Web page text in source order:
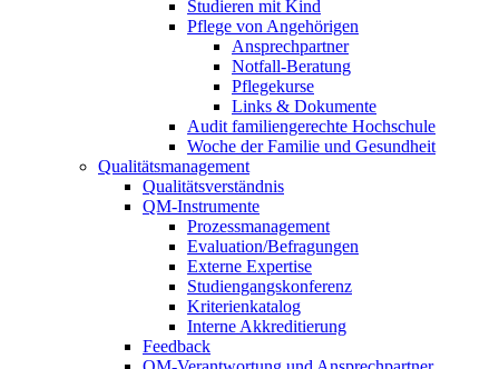
Studieren mit Kind
Pflege von Angehörigen
Ansprechpartner
Notfall-Beratung
Pflegekurse
Links & Dokumente
Audit familiengerechte Hochschule
Woche der Familie und Gesundheit
Qualitätsmanagement
Qualitätsverständnis
QM-Instrumente
Prozessmanagement
Evaluation/Befragungen
Externe Expertise
Studiengangskonferenz
Kriterienkatalog
Interne Akkreditierung
Feedback